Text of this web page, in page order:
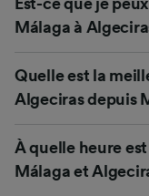
Est-ce que je
Málaga à
Quelle est la
Algeciras depuis
À quelle heure
Málaga et